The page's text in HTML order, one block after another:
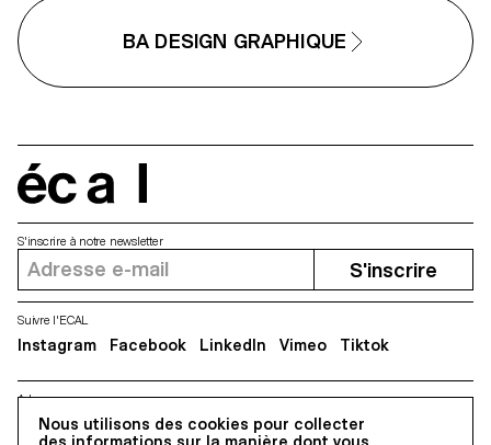
BA DESIGN GRAPHIQUE
Nous utilisons des cookies pour collecter
Adresse
5, avenue du Temple, CH-1020 Renens
S'inscrire à notre newsletter
S'inscrire
Suivre l'ECAL
Instagram Facebook LinkedIn Vimeo Tiktok